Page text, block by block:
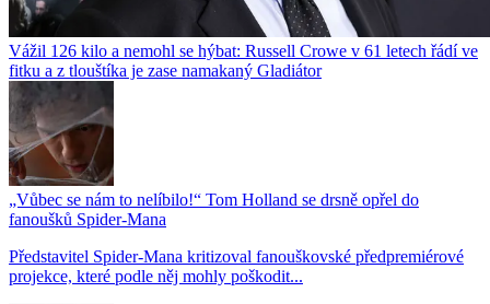
Vážil 126 kilo a nemohl se hýbat: Russell Crowe v 61 letech řádí ve
fitku a z tlouštíka je zase namakaný Gladiátor
„Vůbec se nám to nelíbilo!“ Tom Holland se drsně opřel do
fanoušků Spider-Mana
Představitel Spider-Mana kritizoval fanouškovské předpremiérové
projekce, které podle něj mohly poškodit...